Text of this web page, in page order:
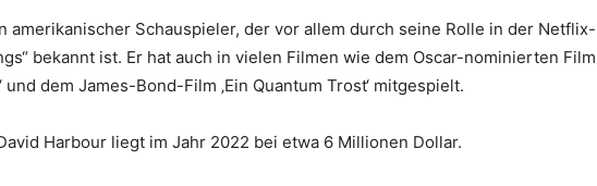
amerikanischer Schauspieler, der vor allem durch seine Rolle in der Netflix-
bekannt ist. Er hat auch in vielen Filmen wie dem Oscar-nominierten Film
und dem James-Bond-Film ‚Ein Quantum Trost‘ mitgespielt.
Harbour liegt im Jahr 2022 bei etwa 6 Millionen Dollar.